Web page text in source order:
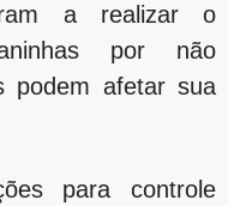
a realizar o
por não
podem afetar sua
para controle